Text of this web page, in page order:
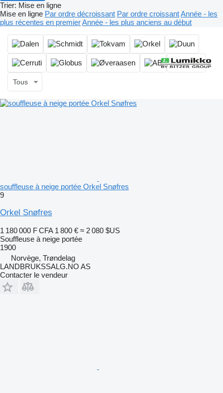
Trier: Mise en ligne
Mise en ligne Par ordre décroissant Par ordre croissantAnnée - les
plus récentes en premierAnnée - les plus anciens au début
Tous
souffleuse à neige portée Orkel Snøfres
9
Orkel Snøfres
1 180 000 F CFA 1 800 € ≈ 2 080 $US
Souffleuse à neige portée
1900
Norvège, Trøndelag
LANDBRUKSSALG.NO AS
Contacter le vendeur